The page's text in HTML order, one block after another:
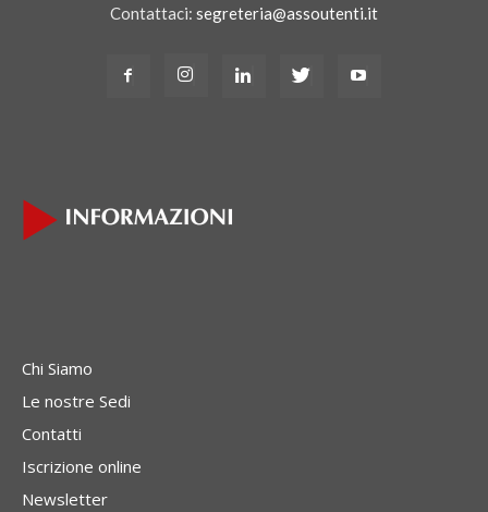
Contattaci: segreteria@assoutenti.it
Chi Siamo
Le nostre Sedi
Contatti
Iscrizione online
Newsletter